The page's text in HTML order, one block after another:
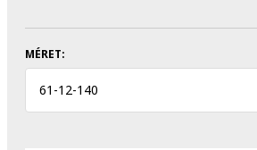
MÉRET:
61 -12-140